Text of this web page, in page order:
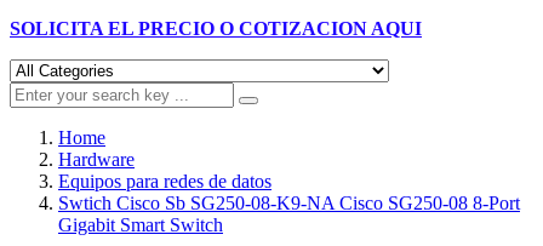
SOLICITA EL PRECIO O COTIZACION AQUI
Home
Hardware
Equipos para redes de datos
Swtich Cisco Sb SG250-08-K9-NA Cisco SG250-08 8-Port
Gigabit Smart Switch